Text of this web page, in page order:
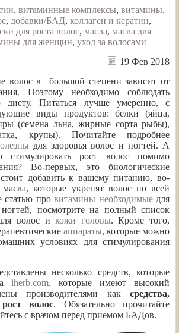
, витаминные комплексы, витамины,
, добавки/БАД, коллаген и кератин,
для роста волос, масла, масла для
для женщин, уход за волосами
19 Фев 2018
волос в большой степени зависит от
Поэтому необходимо соблюдать
диету. Питаться лучше умеренно, с
виды продуктов: белки (яйца,
(семена льна, жирные сорта рыбы),
крупы). Почитайте подробнее
для здоровья волос и ногтей. А
стимулировать рост волос помимо
Во-первых, это биологические
добавить к вашему питанию, во-
которые укрепят волос по всей
статью про витамины необходимыедля
посмотрите на полный список
волос икожи головы. Кроме того,
аппараты, которые можно
условиях для стимулирования
несколько средств, которые
iherb.com, которые имеют высокий
производителями как средства,
волос. Обязательно прочитайте
с врачом перед приемом БАДов.